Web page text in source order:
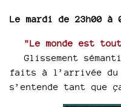
Le mardi de 23h00 à
"Le monde est
Glissement
faits à l’arrivée du
s’entende tant que